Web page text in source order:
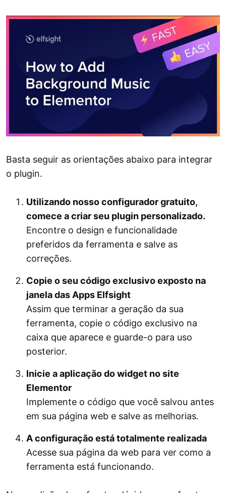
Basta seguir as orientações abaixo para integrar
o plugin.
Utilizando nosso configurador gratuito,
comece a criar seu plugin personalizado.
Encontre o design e funcionalidade
preferidos da ferramenta e salve as
correções.
Copie o seu código exclusivo exposto na
janela das Apps Elfsight
Assim que terminar a geração da sua
ferramenta, copie o código exclusivo na
caixa que aparece e guarde-o para uso
posterior.
Inicie a aplicação do widget no site
Elementor
Implemente o código que você salvou antes
em sua página web e salve as melhorias.
A configuração está totalmente realizada
Acesse sua página da web para ver como a
ferramenta está funcionando.